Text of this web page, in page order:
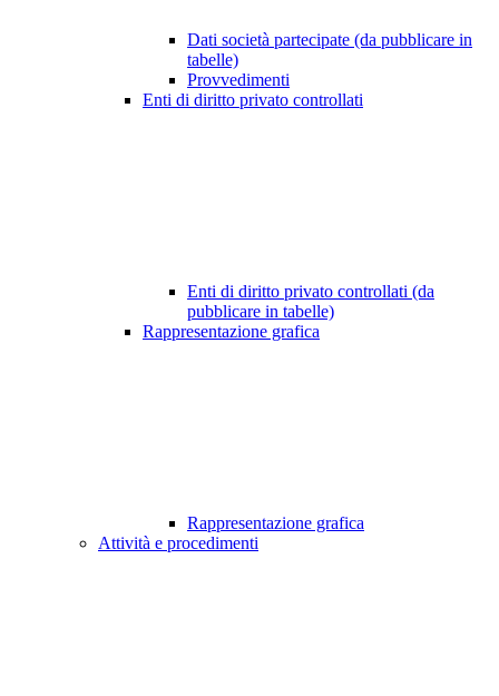
Dati società partecipate (da pubblicare in
tabelle)
Provvedimenti
Enti di diritto privato controllati
Enti di diritto privato controllati (da
pubblicare in tabelle)
Rappresentazione grafica
Rappresentazione grafica
Attività e procedimenti